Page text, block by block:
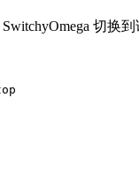
SwitchyOmega 切换